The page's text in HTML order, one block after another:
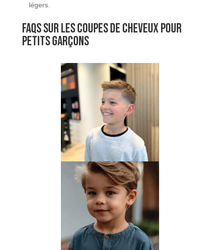
légers.
FAQs sur les coupes de cheveux pour
petits garçons